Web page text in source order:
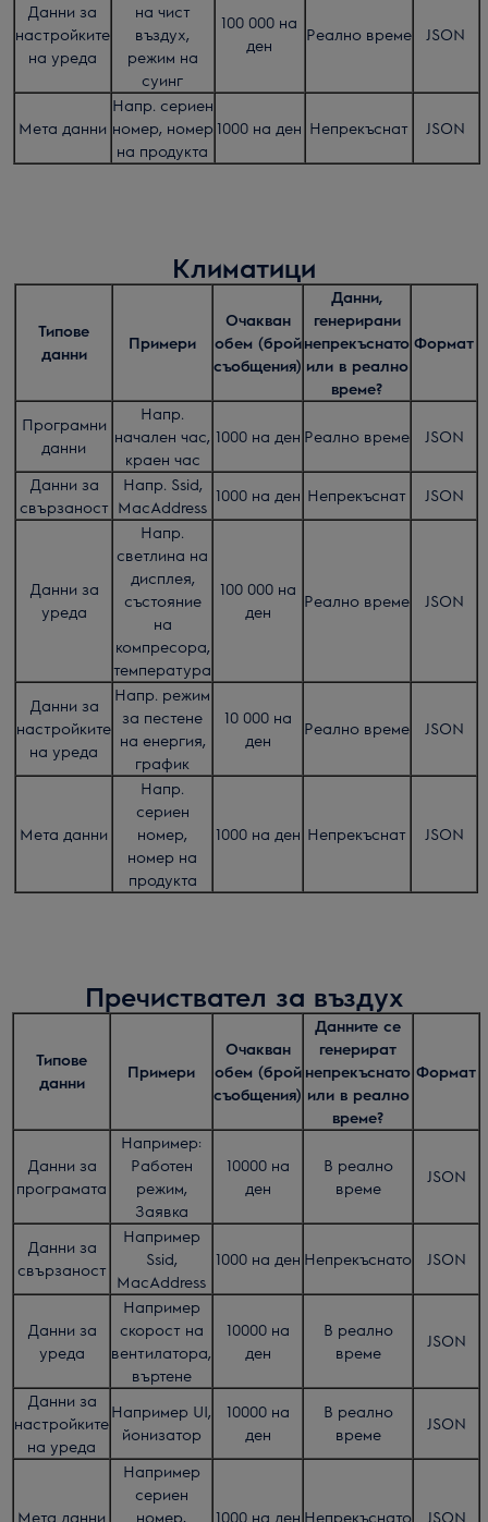
Данни за
настройките
на уреда
на чист
въздух,
режим на
суинг
100 000 на
ден
Реално време JSON
Мета данни
Напр. сериен
номер, номер
на продукта
1000 на ден Непрекъснат JSON
Климатици
Типове
данни
Примери
Очакван
обем (брой
съобщения)
Данни,
генерирани
непрекъснато
или в реално
време?
Формат
Програмни
данни
Напр.
начален час,
краен час
1000 на ден Реално време JSON
Данни за
свързаност
Напр. Ssid,
MacAddress
1000 на ден Непрекъснат JSON
Данни за
уреда
Напр.
светлина на
дисплея,
състояние
на
компресора,
температура
100 000 на
ден
Реално време JSON
Данни за
настройките
на уреда
Напр. режим
за пестене
на енергия,
график
10 000 на
ден
Реално време JSON
Мета данни
Напр.
сериен
номер,
номер на
продукта
1000 на ден Непрекъснат JSON
Пречиствател за въздух
Типове
данни
Примери
Очакван
обем (брой
съобщения)
Данните се
генерират
непрекъснато
или в реално
време?
Формат
Данни за
програмата
Например:
Работен
режим,
Заявка
10000 на
ден
В реално
време
JSON
Данни за
свързаност
Например
Ssid,
MacAddress
1000 на ден Непрекъснато JSON
Данни за
уреда
Например
скорост на
вентилатора,
въртене
10000 на
ден
В реално
време
JSON
Данни за
настройките
на уреда
Например UI,
йонизатор
10000 на
ден
В реално
време
JSON
Мета данни
Например
сериен
номер,
1000 на ден Непрекъснато JSON